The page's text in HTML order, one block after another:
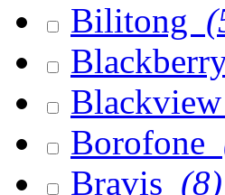
Bilitong
Blackview
Borofone
Bravis (8)